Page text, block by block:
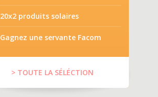
20x2 produits solaires
Gagnez une servante Facom
> TOUTE LA SÉLÉCTION